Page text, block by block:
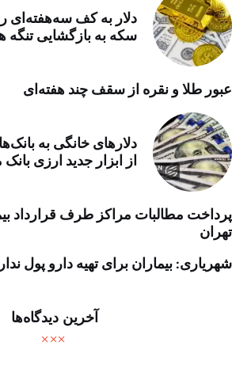
دلار به کف سه‌هفته‌ای
سکه به بازگشایی تنگه
عبور طلا و نقره از سقف چند هفته‌ای
دلارهای خانگی به
از ابزار جدید ارزی
پرداخت مطالبات مراکز طرف قرارداد
تهران
شهریاری: بیماران برای تهیه دارو پول
آخرین دیدگاه‌ها